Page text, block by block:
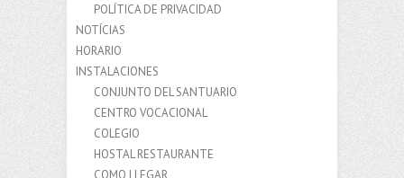
POLÍTICA DE PRIVACIDAD
NOTÍCIAS
HORARIO
INSTALACIONES
CONJUNTO DEL SANTUARIO
CENTRO VOCACIONAL
COLEGIO
HOSTAL RESTAURANTE
COMO LLEGAR